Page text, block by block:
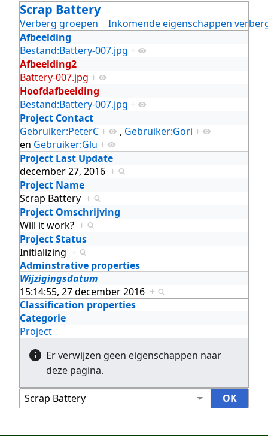
Scrap Battery
Verberg groepen
Inkomende eigenschappen
Afbeelding
Bestand:Battery-007.jpg +
Afbeelding2
Battery-007.jpg +
Hoofdafbeelding
Bestand:Battery-007.jpg +
Project Contact
Gebruiker:PeterC + , Gebruiker:Gori +
en Gebruiker:Glu +
Project Last Update
december 27, 2016 +
Project Name
Scrap Battery +
Project Omschrijving
Will it work? +
Project Status
Initializing +
Adminstrative properties
Wijzigingsdatum
15:14:55, 27 december 2016 +
Classification properties
Categorie
Project
Er verwijzen geen eigenschappen naar
deze pagina.